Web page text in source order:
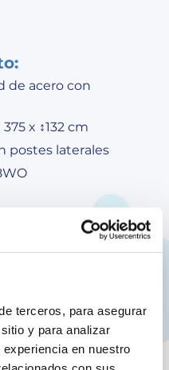
terceros, para asegurar
y para analizar
en nuestro
de acero con
x ↕132 cm
postes laterales
x 130 cm
anti-UV -